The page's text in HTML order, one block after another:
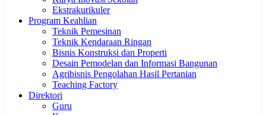
Ekstrakurikuler
Program Keahlian
Teknik Pemesinan
Teknik Kendaraan Ringan
Bisnis Konstruksi dan Properti
Desain Pemodelan dan Informasi Bangunan
Agribisnis Pengolahan Hasil Pertanian
Teaching Factory
Direktori
Guru